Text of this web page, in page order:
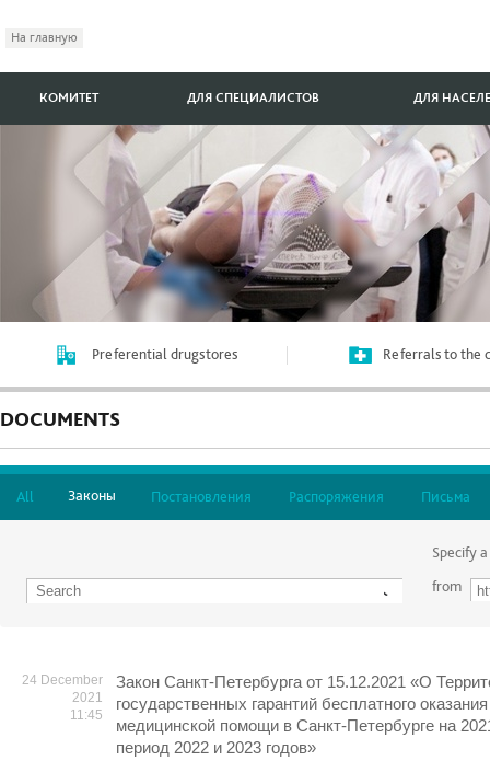
На главную
КОМИТЕТ ДЛЯ СПЕЦИАЛИСТОВ ДЛЯ
Preferential drugstores Referrals to the
DOCUMENTS
All Законы Постановления Распоряжения Письма
Specify
from
24 December
2021
11:45
Закон Санкт-Петербурга от 15.12.2021 «О
государственных гарантий бесплатного
медицинской помощи в Санкт-Петербурге на
период 2022 и 2023 годов»